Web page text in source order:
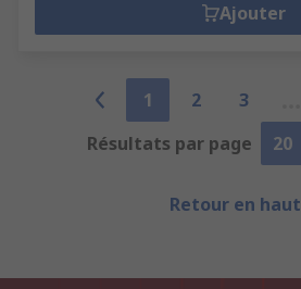
Ajouter
1 2 3
Résultats par page
20
Retour en haut